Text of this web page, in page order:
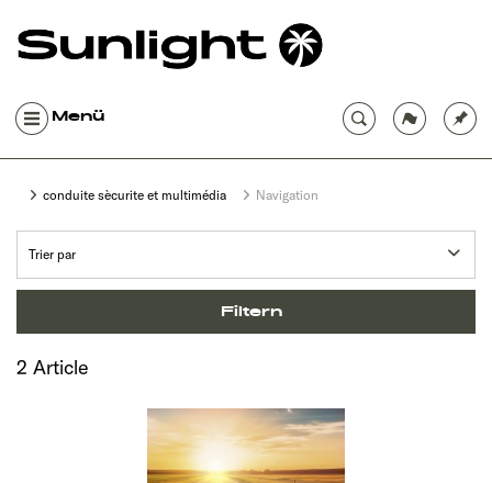
Menü
conduite sècurite et multimédia Navigation
Filtern
2 Article